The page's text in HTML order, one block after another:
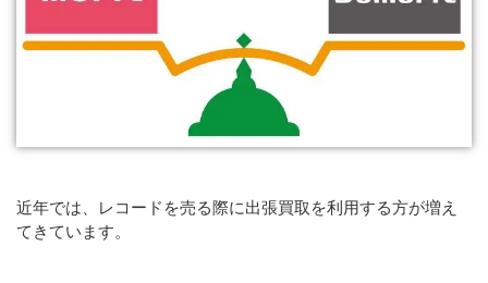
近年では、レコードを売る際に出張買取を利用する方が増え
てきています。